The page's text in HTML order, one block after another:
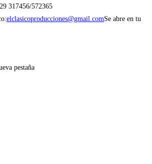
317456/572365
elclasicoproducciones@gmail.comSe abre en tu
pestaña